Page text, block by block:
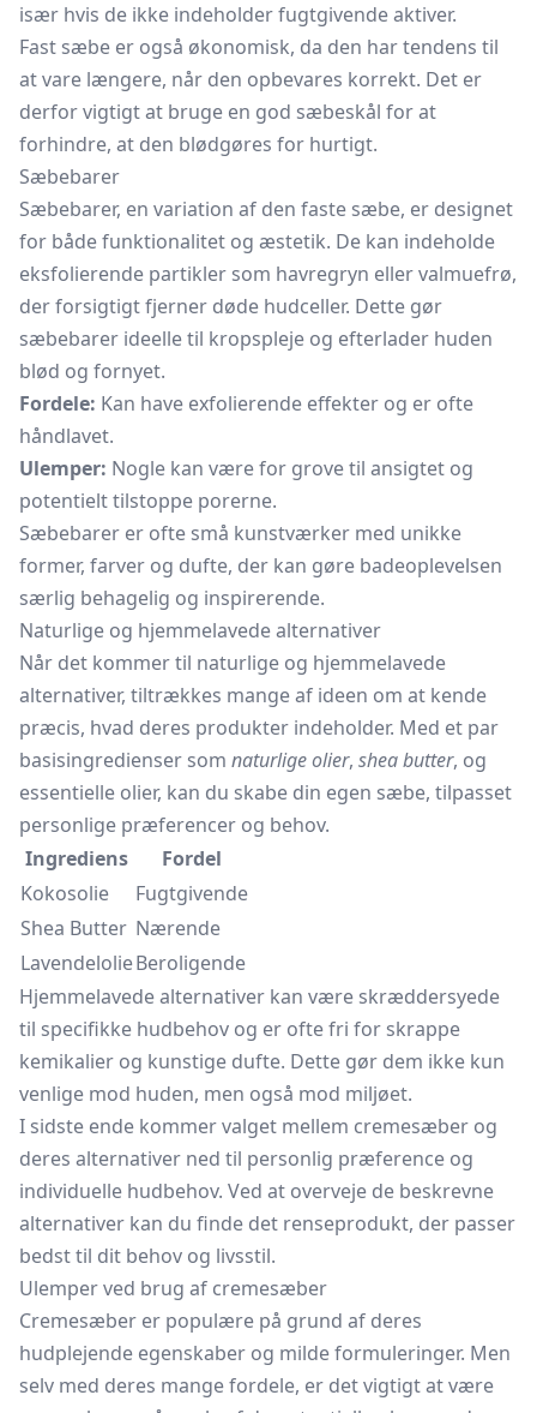
især hvis de ikke indeholder fugtgivende aktiver.
Fast sæbe er også økonomisk, da den har tendens til
at vare længere, når den opbevares korrekt. Det er
derfor vigtigt at bruge en god sæbeskål for at
forhindre, at den blødgøres for hurtigt.
Sæbebarer
Sæbebarer, en variation af den faste sæbe, er designet
for både funktionalitet og æstetik. De kan indeholde
eksfolierende partikler som havregryn eller valmuefrø,
der forsigtigt fjerner døde hudceller. Dette gør
sæbebarer ideelle til kropspleje og efterlader huden
blød og fornyet.
Fordele: Kan have exfolierende effekter og er ofte
håndlavet.
Ulemper: Nogle kan være for grove til ansigtet og
potentielt tilstoppe porerne.
Sæbebarer er ofte små kunstværker med unikke
former, farver og dufte, der kan gøre badeoplevelsen
særlig behagelig og inspirerende.
Naturlige og hjemmelavede alternativer
Når det kommer til naturlige og hjemmelavede
alternativer, tiltrækkes mange af ideen om at kende
præcis, hvad deres produkter indeholder. Med et par
basisingredienser som naturlige olier, shea butter, og
essentielle olier, kan du skabe din egen sæbe, tilpasset
personlige præferencer og behov.
Ingrediens
Fordel
Kokosolie
Fugtgivende
Shea Butter Nærende
LavendelolieBeroligende
Hjemmelavede alternativer kan være skræddersyede
til specifikke hudbehov og er ofte fri for skrappe
kemikalier og kunstige dufte. Dette gør dem ikke kun
venlige mod huden, men også mod miljøet.
I sidste ende kommer valget mellem cremesæber og
deres alternativer ned til personlig præference og
individuelle hudbehov. Ved at overveje de beskrevne
alternativer kan du finde det renseprodukt, der passer
bedst til dit behov og livsstil.
Ulemper ved brug af cremesæber
Cremesæber er populære på grund af deres
hudplejende egenskaber og milde formuleringer. Men
selv med deres mange fordele, er det vigtigt at være